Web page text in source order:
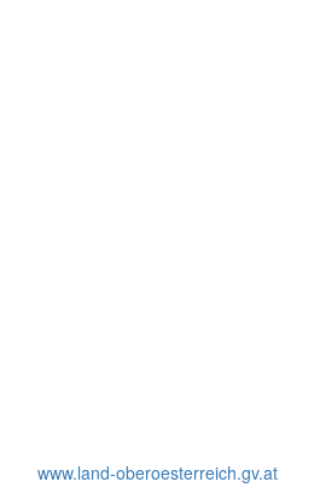
www.land-oberoesterreich.gv.at